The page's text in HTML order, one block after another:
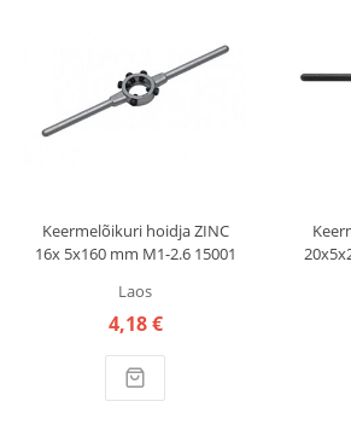
Keermelõikuri hoidja ZINC
16x 5x160 mm M1-2.6 15001
Laos
4,18 €